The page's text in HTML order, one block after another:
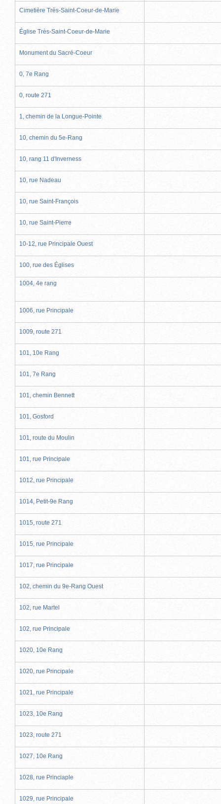
Cimetière Très-Saint-Coeur-de-Marie
Église Très-Saint-Coeur-de-Marie
Monument du Sacré-Coeur
0, 7e Rang
0, route 271
1, chemin de la Longue-Pointe
10, chemin du 5e-Rang
10, rang 11 d'Inverness
10, rue Nadeau
10, rue Saint-François
10, rue Saint-Pierre
10-12, rue Principale Ouest
100, rue des Églises
1004, 4e rang
1006, rue Principale
1009, route 271
101, 10e Rang
101, 7e Rang
101, chemin Bennett
101, Gosford
101, route du Moulin
101, rue Principale
1012, rue Principale
1014, Petit-9e Rang
1015, route 271
1015, rue Principale
1017, rue Principale
102, chemin du 9e-Rang Ouest
102, rue Martel
102, rue Principale
1020, 10e Rang
1020, rue Principale
1021, rue Principale
1023, 10e Rang
1023, route 271
1027, 10e Rang
1028, rue Princiaple
1029, rue Principale